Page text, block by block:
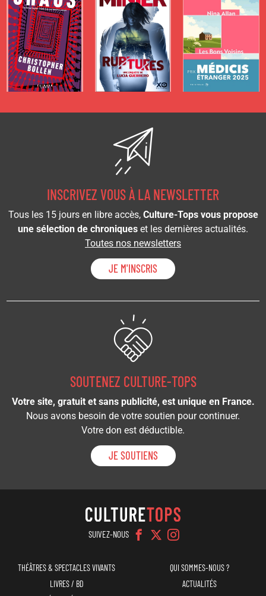
Christopher
Bollen
INSCRIVEZ VOUS À LA NEWSLETTER
Tous les 15 jours en libre accès, Culture-Tops vous propose
une sélection de chroniques et les dernières actualités.
Toutes nos newsletters
JE M'INSCRIS
SOUTENEZ CULTURE-TOPS
Votre site, gratuit et sans publicité, est unique en France.
Nous avons besoin de votre soutien pour continuer.
Votre don est déductible.
JE SOUTIENS
SUIVEZ-NOUS
Navigation
THÉÂTRES & SPECTACLES VIVANTS
LIVRES / BD
QUI SOMMES-NOUS ?
ACTUALITÉS